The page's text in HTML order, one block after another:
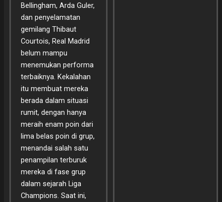
Bellingham, Arda Guler,
dan penyelamatan
gemilang Thibaut
Courtois, Real Madrid
belum mampu
menemukan performa
terbaiknya. Kekalahan
itu membuat mereka
berada dalam situasi
rumit, dengan hanya
meraih enam poin dari
lima belas poin di grup,
menandai salah satu
penampilan terburuk
mereka di fase grup
dalam sejarah Liga
Champions. Saat ini,